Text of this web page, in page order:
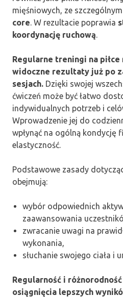
mięśniowych, ze
core. W rezultacie poprawia
koordynację ruchową.
Regularne treningi na
widoczne rezultaty już po
sesjach. Dzięki swojej
ćwiczeń może być łatwo
indywidualnych potrzeb i
Wprowadzenie jej do
wpłynąć na ogólną kondycję
elastyczność.
Podstawowe zasady
obejmują:
wybór odpowiednich
zaawansowania
zwracanie uwagi na
wykonania,
słuchanie swojego ciała i
Regularność i
osiągnięcia lepszych